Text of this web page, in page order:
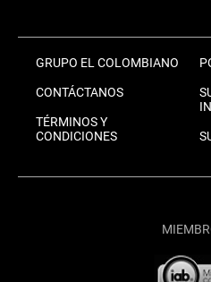
GRUPO EL COLOMBIANO
CONTÁCTANOS
TÉRMINOS Y
CONDICIONES